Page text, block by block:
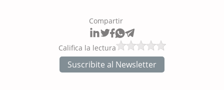
Compartir
Califica la lectura
Suscribite al Newsletter